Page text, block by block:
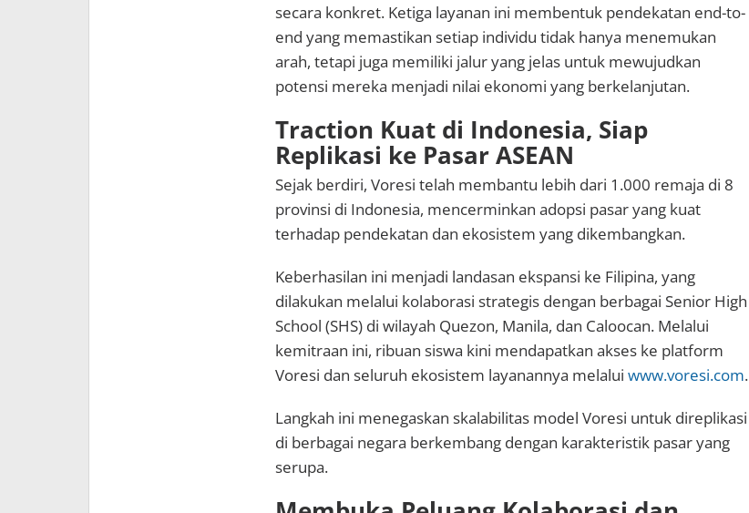
secara konkret. Ketiga layanan ini membentuk pendekatan end-to-
end yang memastikan setiap individu tidak hanya menemukan
arah, tetapi juga memiliki jalur yang jelas untuk mewujudkan
potensi mereka menjadi nilai ekonomi yang berkelanjutan.
Traction Kuat di Indonesia, Siap
Replikasi ke Pasar ASEAN
Sejak berdiri, Voresi telah membantu lebih dari 1.000 remaja di 8
provinsi di Indonesia, mencerminkan adopsi pasar yang kuat
terhadap pendekatan dan ekosistem yang dikembangkan.
Keberhasilan ini menjadi landasan ekspansi ke Filipina, yang
dilakukan melalui kolaborasi strategis dengan berbagai Senior High
School (SHS) di wilayah Quezon, Manila, dan Caloocan. Melalui
kemitraan ini, ribuan siswa kini mendapatkan akses ke platform
Voresi dan seluruh ekosistem layanannya melalui www.voresi.com.
Langkah ini menegaskan skalabilitas model Voresi untuk direplikasi
di berbagai negara berkembang dengan karakteristik pasar yang
serupa.